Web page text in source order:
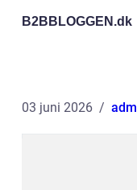
B2BBLOGGEN.dk
03 juni 2026